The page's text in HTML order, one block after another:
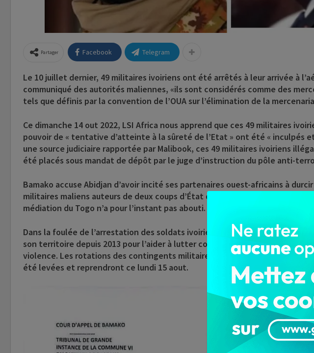
Partager Facebook Telegram
Le 10 juillet dernier, 49 militaires ivoiriens ont été arrêtés à leur arrivée à
communiqué des autorités maliennes, «ils sont considérés comme des
tels que définis par la convention de l’OUA sur l’élimination de la
Ce dimanche 14 out 2022, LSI Africa nous apprend que ces 49 militaires
pouvoir de « tentative d’atteinte à la sûreté de l’Etat » ont été « inculpés
une source judiciaire rapportée par Malibook, ces 49 militaires ivoiriens
été placés sous mandat de dépôt par le juge d’instruction du pôle anti-
Bamako accuse Abidjan d’avoir incité ses partenaires ouest-africains à
militaires maliens auteurs de deux coups d’État depuis 2020, sanctions
médiation du Togo n’a pour l’instant pas abouti.
Dans la foulée de l’arrestation des soldats ivoiriens, le Mali a durcit le ton
son territoire depuis 2013 pour l’aider à lutter contre les groupes
violence. Les rotations des contingents militaires et policiers de l’ONU qui
été levées et reprendront ce lundi 15 aout.